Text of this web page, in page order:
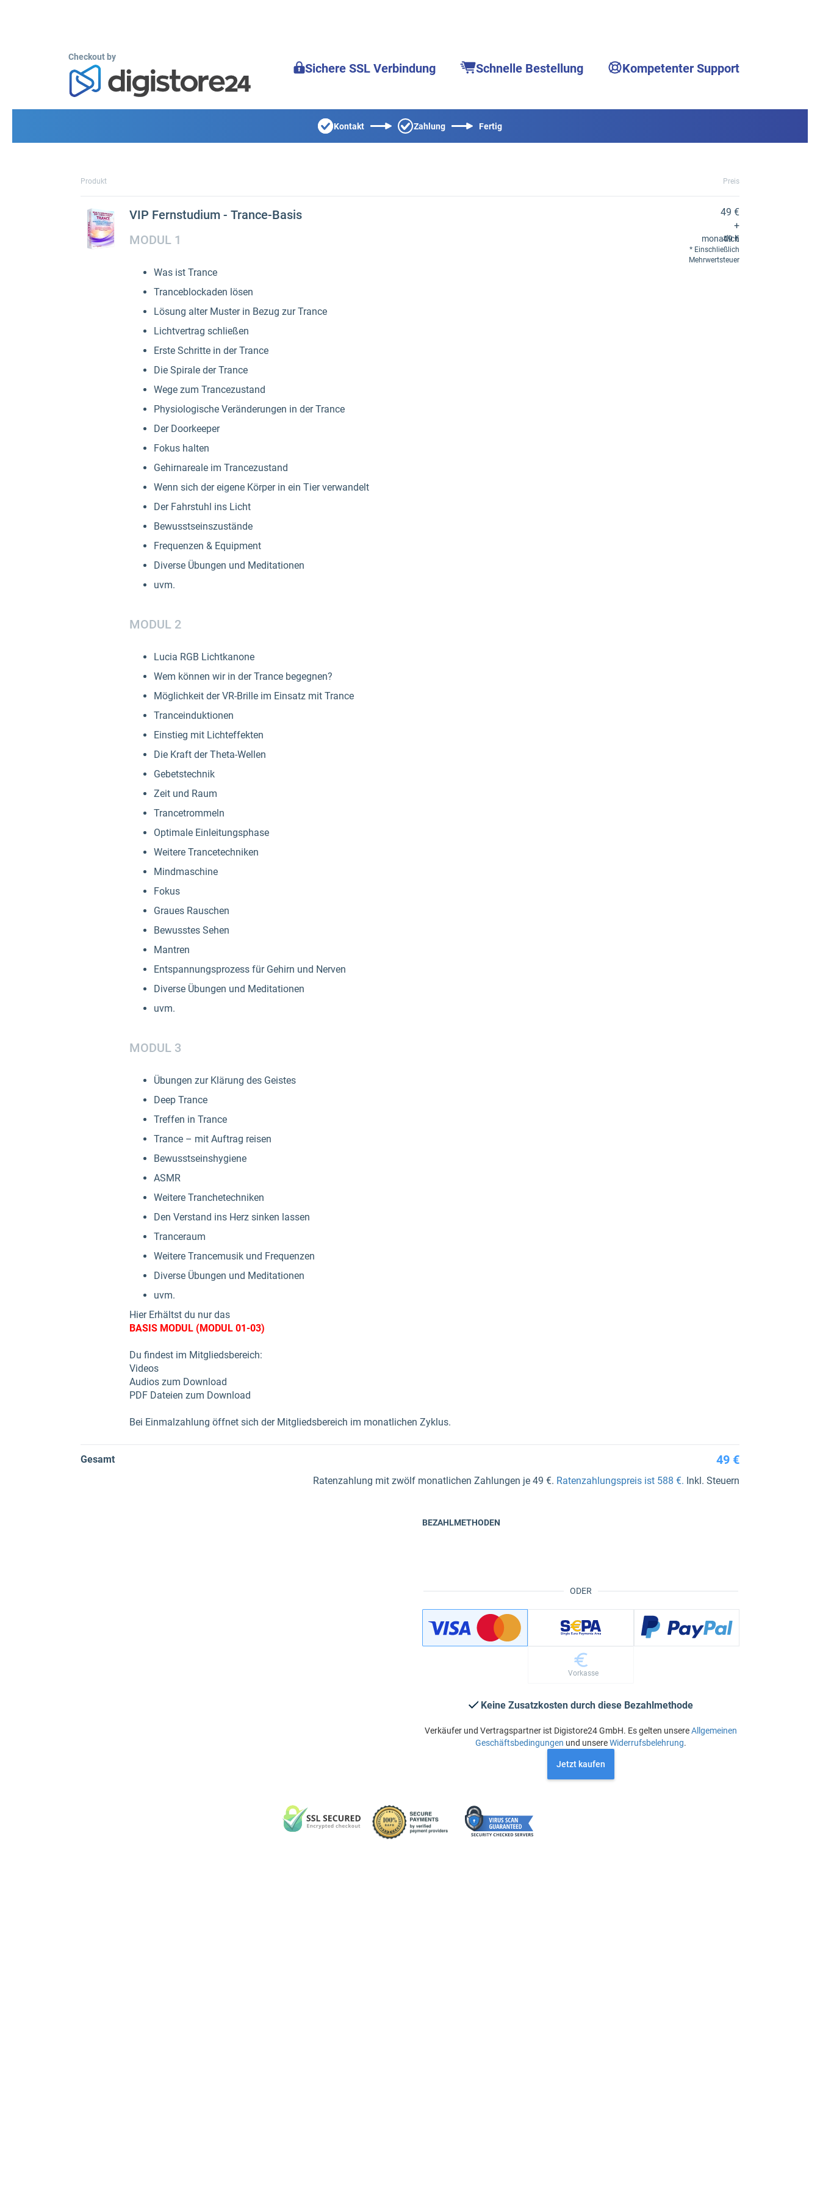
Checkout by
Sichere SSL Verbindung Schnelle Bestellung Kompetenter Support
Kontakt Zahlung Fertig
Produkt Preis
VIP Fernstudium - Trance-Basis
MODUL 1
Was ist Trance
Tranceblockaden lösen
Lösung alter Muster in Bezug zur Trance
Lichtvertrag schließen
Erste Schritte in der Trance
Die Spirale der Trance
Wege zum Trancezustand
Physiologische Veränderungen in der Trance
Der Doorkeeper
Fokus halten
Gehirnareale im Trancezustand
Wenn sich der eigene Körper in ein Tier verwandelt
Der Fahrstuhl ins Licht
Bewusstseinszustände
Frequenzen & Equipment
Diverse Übungen und Meditationen
uvm.
MODUL 2
Lucia RGB Lichtkanone
Wem können wir in der Trance begegnen?
Möglichkeit der VR-Brille im Einsatz mit Trance
Tranceinduktionen
Einstieg mit Lichteffekten
Die Kraft der Theta-Wellen
Gebetstechnik
Zeit und Raum
Trancetrommeln
Optimale Einleitungsphase
Weitere Trancetechniken
Mindmaschine
Fokus
Graues Rauschen
Bewusstes Sehen
Mantren
Entspannungsprozess für Gehirn und Nerven
Diverse Übungen und Meditationen
uvm.
MODUL 3
Übungen zur Klärung des Geistes
Deep Trance
Treffen in Trance
Trance – mit Auftrag reisen
Bewusstseinshygiene
ASMR
Weitere Tranchetechniken
Den Verstand ins Herz sinken lassen
Tranceraum
Weitere Trancemusik und Frequenzen
Diverse Übungen und Meditationen
uvm.
Hier Erhältst du nur das
BASIS MODUL (MODUL 01-03)
Du findest im Mitgliedsbereich:
Videos
Audios zum Download
PDF Dateien zum Download
Bei Einmalzahlung öffnet sich der Mitgliedsbereich im monatlichen Zyklus.
49 €
+
49 €
monatlich
Einschließlich
Mehrwertsteuer
Gesamt 49 €
Ratenzahlung mit zwölf monatlichen Zahlungen je 49 €. Ratenzahlungspreis ist 588 €. Inkl. Steuern
ODER
BEZAHLMETHODEN
Vorkasse
Keine Zusatzkosten durch diese Bezahlmethode
Verkäufer und Vertragspartner ist Digistore24 GmbH. Es gelten unsereAllgemeinen
Geschäftsbedingungen und unsereWiderrufsbelehrung.
Jetzt kaufen